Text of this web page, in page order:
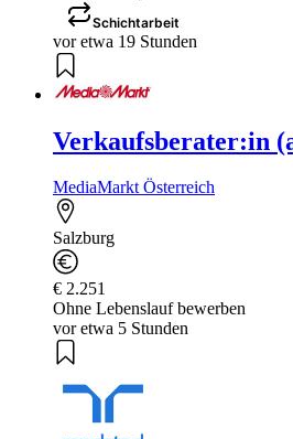
Schichtarbeit
vor etwa 19 Stunden
Verkaufsberater:in
MediaMarkt Österreich
Salzburg
€ 2.251
Ohne Lebenslauf bewerben
vor etwa 5 Stunden